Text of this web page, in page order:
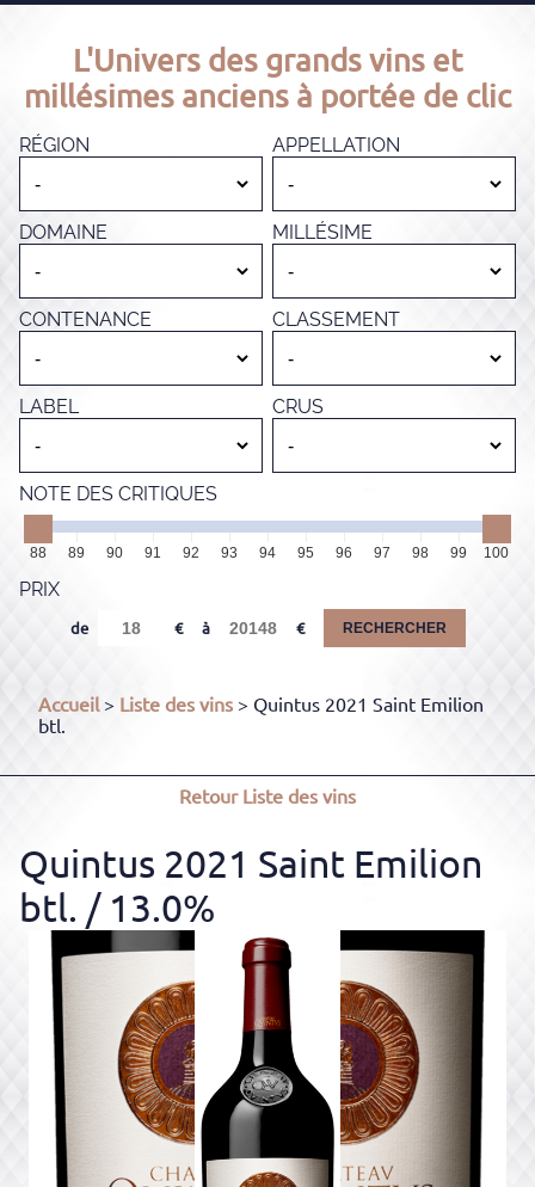
L'Univers des grands vins et
millésimes anciens à portée de clic
RÉGION APPELLATION
DOMAINE MILLÉSIME
CONTENANCE CLASSEMENT
LABEL CRUS
NOTE DES CRITIQUES
88 89 90 91 92 93 94 95 96 97 98 99 100
PRIX
de à RECHERCHER
Accueil> Liste des vins > Quintus 2021 Saint Emilion
btl.
RetourListe des vins
Quintus 2021 Saint Emilion
btl. / 13.0%